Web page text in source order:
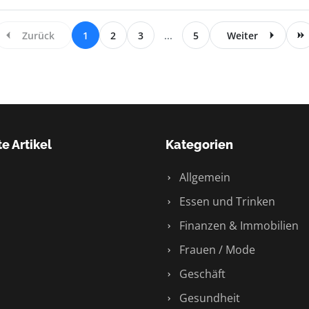
Zurück 1 2 3 ... 5 Weiter
Artikel Kategorien
Allgemein
Essen und Trinken
Finanzen & Immobilien
Frauen / Mode
Geschäft
Gesundheit